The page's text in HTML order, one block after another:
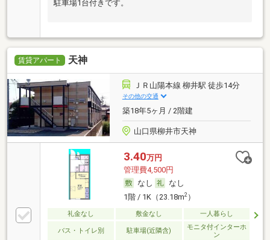
駐車場1台付きです。
賃貸アパート 天神
ＪＲ山陽本線 柳井駅 徒歩14分
その他の交通
築18年5ヶ月 / 2階建
山口県柳井市天神
3.40万円
管理費4,500円
なし
なし
1階 / 1K（23.18m2）
礼金なし 敷金なし 一人暮らし
バス・トイレ別 駐車場(近隣含)
モニタ付インターホ
ン